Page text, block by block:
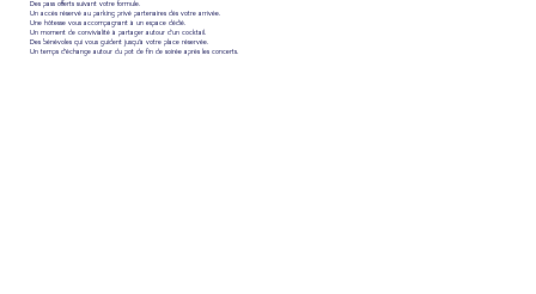
Des pass offerts suivant votre formule.
Un accès réservé au parking privé partenaires dès votre arrivée.
Une hôtesse vous accompagnant à un espace dédié.
Un moment de convivialité à partager autour d'un cocktail.
Des bénévoles qui vous guident jusqu'à votre place réservée.
Un temps d’échange autour du pot de fin de soirée après les concerts.